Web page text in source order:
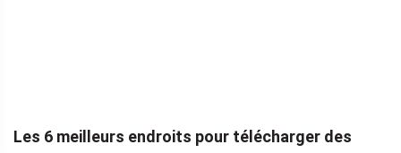
Les 6 meilleurs endroits pour télécharger des